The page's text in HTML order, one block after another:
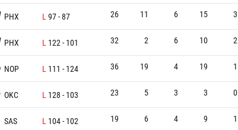
PHX L 97-87 26 11 6 15 3
PHX L 122 - 101 32 2 6 10 2
NOP L 111 - 124 36 19 4 19 1
OKC L 128 - 103 23 5 3 3 0
SAS L 104- 102 19 6 4 9 1